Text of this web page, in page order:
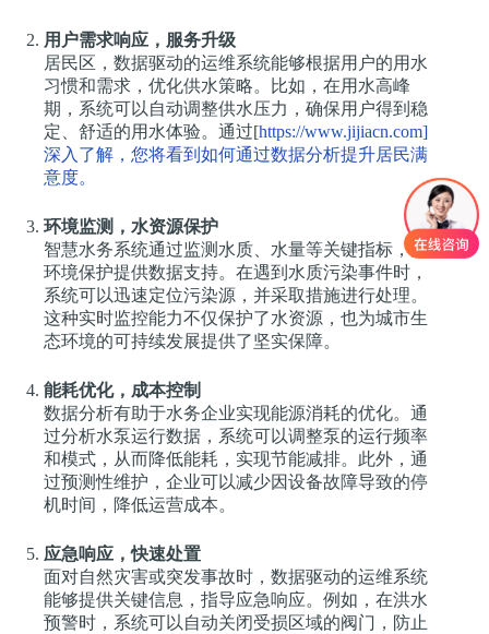
用户需求响应，服务升级
居民区，数据驱动的运维系统能够根据用户的用水
习惯和需求，优化供水策略。比如，在用水高峰
期，系统可以自动调整供水压力，确保用户得到稳
定、舒适的用水体验。通过[https://www.jijiacn.com]
深入了解，您将看到如何通过数据分析提升居民满
意度。
环境监测，水资源保护
智慧水务系统通过监测水质、水量等关键指标，为
环境保护提供数据支持。在遇到水质污染事件时，
系统可以迅速定位污染源，并采取措施进行处理。
这种实时监控能力不仅保护了水资源，也为城市生
态环境的可持续发展提供了坚实保障。
能耗优化，成本控制
数据分析有助于水务企业实现能源消耗的优化。通
过分析水泵运行数据，系统可以调整泵的运行频率
和模式，从而降低能耗，实现节能减排。此外，通
过预测性维护，企业可以减少因设备故障导致的停
机时间，降低运营成本。
应急响应，快速处置
面对自然灾害或突发事故时，数据驱动的运维系统
能够提供关键信息，指导应急响应。例如，在洪水
预警时，系统可以自动关闭受损区域的阀门，防止